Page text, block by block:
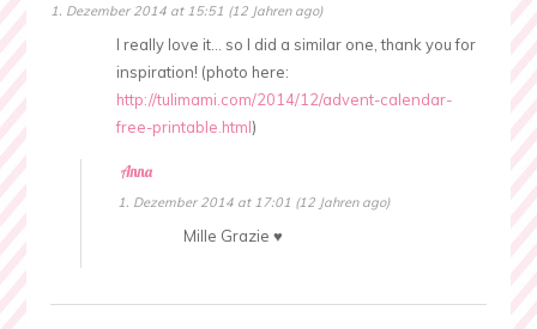
1. Dezember 2014 at 15:51 (12 Jahren ago)
I really love it… so I did a similar one, thank you for
inspiration! (photo here:
http://tulimami.com/2014/12/advent-calendar-
free-printable.html)
Anna
1. Dezember 2014 at 17:01 (12 Jahren ago)
Mille Grazie ♥